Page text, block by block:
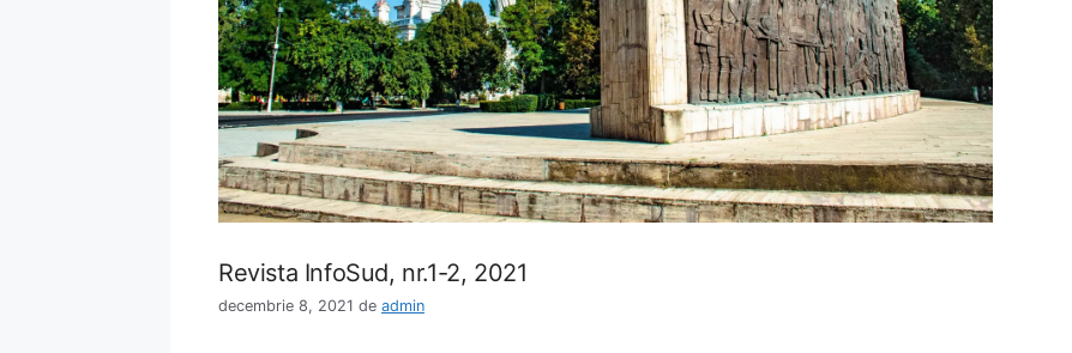
Revista InfoSud, nr.1-2, 2021
decembrie 8, 2021 de admin